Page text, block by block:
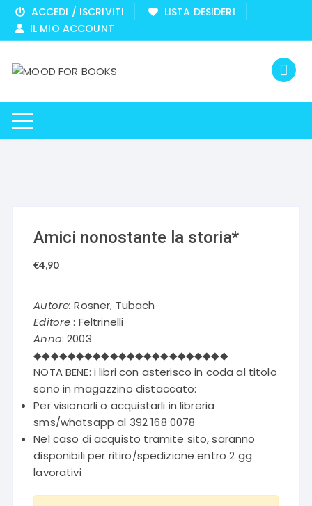
Vai
contenuto
ACCEDI / ISCRIVITI
LISTA DESIDERI
IL MIO ACCOUNT
Amici nonostante la storia*
€4,90
Autore: Rosner, Tubach
Editore: Feltrinelli
Anno: 2003
◆◆◆◆◆◆◆◆◆◆◆◆◆◆◆◆◆◆◆◆◆◆◆
NOTA BENE: i libri con asterisco in coda al titolo
sono in magazzino distaccato:
Per visionarli o acquistarli in libreria
sms/whatsapp al 392 168 0078
Nel caso di acquisto tramite sito, saranno
disponibili per ritiro/spedizione entro 2 gg
lavorativi